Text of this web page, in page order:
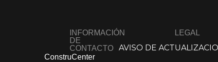
INFORMACIÓN
DE
CONTACTO
ConstruCenter
LEGAL
AVISO DE